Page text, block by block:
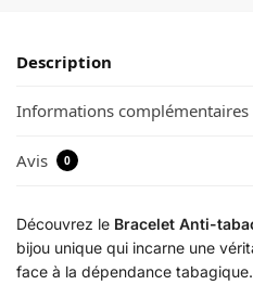
Description
Informations complémentaires
Avis 0
Découvrez le Bracelet Anti-
bijou unique qui incarne une
face à la dépendance